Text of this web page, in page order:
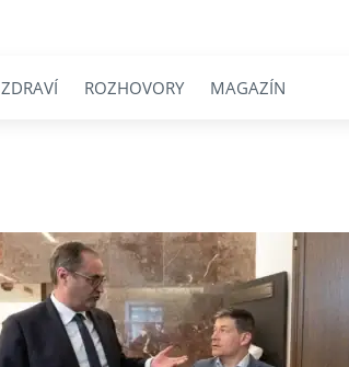
ZDRAVÍ ROZHOVORY MAGAZÍN